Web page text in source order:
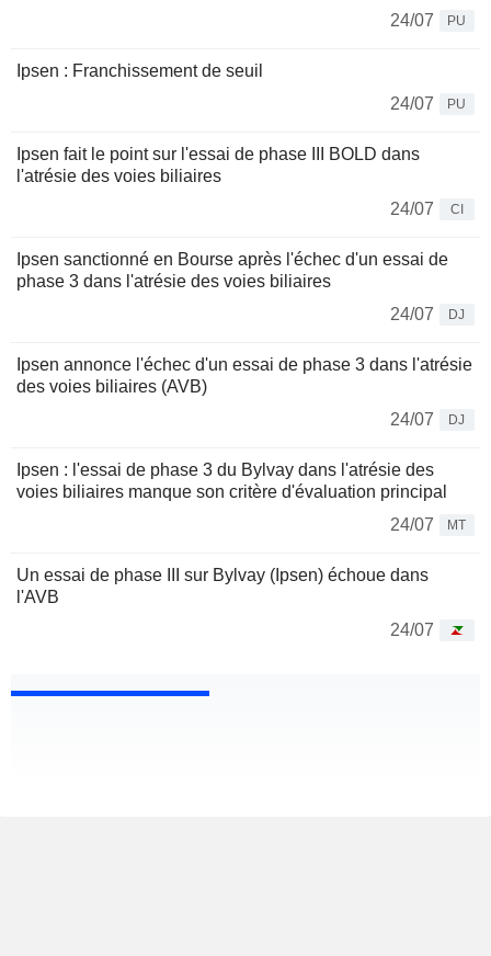
24/07
PU
Ipsen : Franchissement de seuil
24/07
PU
Ipsen fait le point sur l'essai de phase III BOLD dans
l'atrésie des voies biliaires
24/07
CI
Ipsen sanctionné en Bourse après l'échec d'un essai de
phase 3 dans l'atrésie des voies biliaires
24/07
DJ
Ipsen annonce l'échec d'un essai de phase 3 dans l'atrésie
des voies biliaires (AVB)
24/07
DJ
Ipsen : l'essai de phase 3 du Bylvay dans l'atrésie des
voies biliaires manque son critère d'évaluation principal
24/07
MT
Un essai de phase III sur Bylvay (Ipsen) échoue dans
l'AVB
24/07